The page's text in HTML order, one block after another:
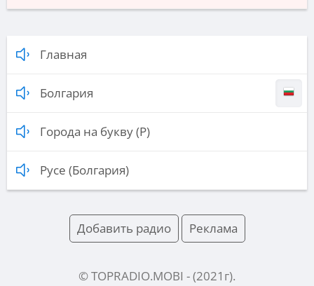
Главная
Болгария
Города на букву (Р)
Русе (Болгария)
Добавить радио Реклама
© TOPRADIO.MOBI - (2021 г).